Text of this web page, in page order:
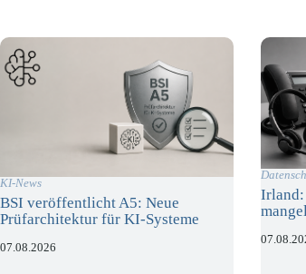
KI-News
BSI veröffentlicht A5: Neue
Prüfarchitektur für KI-Systeme
07.08.2026
Irland: